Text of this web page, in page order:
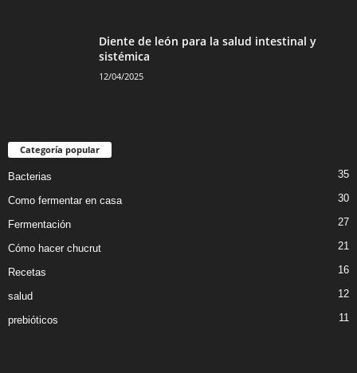
Diente de león para la salud intestinal y
sistémica
12/04/2025
Categoría popular
Bacterias 35
Como fermentar en casa 30
Fermentación 27
Cómo hacer chucrut 21
Recetas 16
salud 12
prebióticos 11